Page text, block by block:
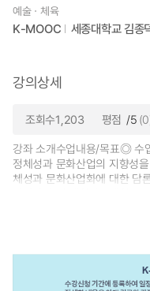
예술ㆍ체육
K-MOOC 세종대학교 김종
강의상세
조회수1,203 평점 /5
강좌 소개수업내용/목표◎ 수
정체성과 문화산업의 지향성
체성과 문화산업화에 대한 담
상강좌 운영 계획강의계획서